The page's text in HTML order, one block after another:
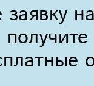
заявку
получите